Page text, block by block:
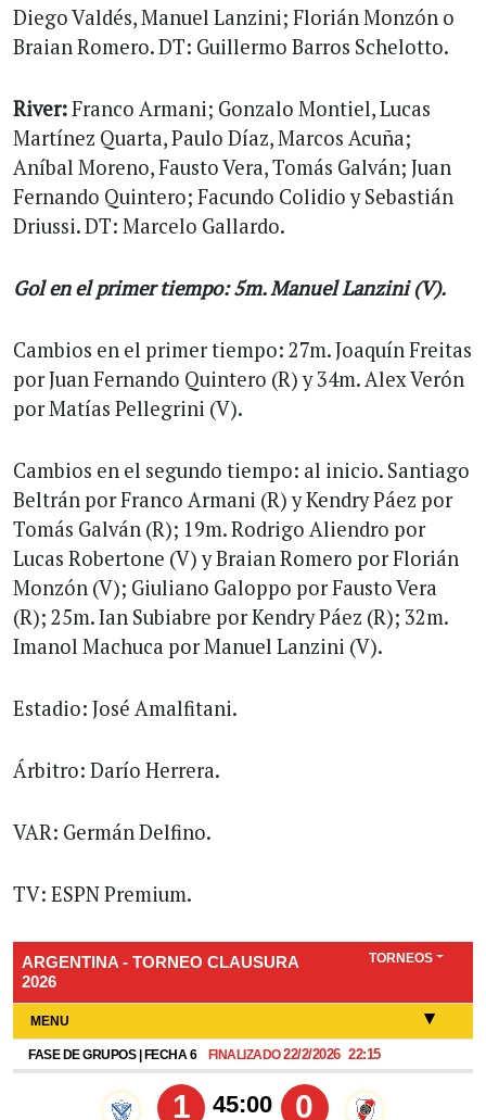
Diego Valdés, Manuel Lanzini; Florián Monzón o
Braian Romero. DT: Guillermo Barros Schelotto.
River:Franco Armani; Gonzalo Montiel, Lucas
Martínez Quarta, Paulo Díaz, Marcos Acuña;
Aníbal Moreno, Fausto Vera, Tomás Galván; Juan
Fernando Quintero; Facundo Colidio y Sebastián
Driussi. DT: Marcelo Gallardo.
Gol en el primer tiempo: 5m. Manuel Lanzini (V).
Cambios en el primer tiempo: 27m. Joaquín Freitas
por Juan Fernando Quintero (R) y 34m. Alex Verón
por Matías Pellegrini (V).
Cambios en el segundo tiempo: al inicio. Santiago
Beltrán por Franco Armani (R) y Kendry Páez por
Tomás Galván (R); 19m. Rodrigo Aliendro por
Lucas Robertone (V) y Braian Romero por Florián
Monzón (V); Giuliano Galoppo por Fausto Vera
(R); 25m. Ian Subiabre por Kendry Páez (R); 32m.
Imanol Machuca por Manuel Lanzini (V).
Estadio: José Amalfitani.
Árbitro: Darío Herrera.
VAR: Germán Delfino.
TV: ESPN Premium.